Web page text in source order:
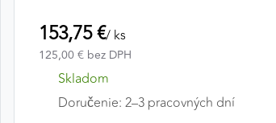
153,75 €/ ks
125,00 € bez DPH
Skladom
Doručenie: 2–3 pracovných dní